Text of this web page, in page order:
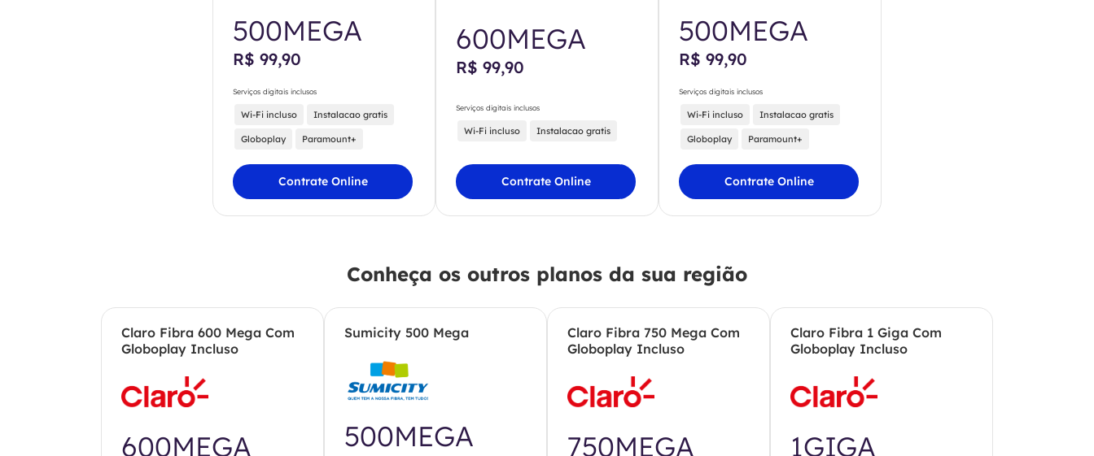
500MEGA
R$ 99,90
Serviços digitais inclusos
Wi-Fi incluso Instalacao gratis
Globoplay Paramount+
Contrate Online
600MEGA
R$ 99,90
Serviços digitais inclusos
Wi-Fi incluso Instalacao gratis
Contrate Online
500MEGA
R$ 99,90
Serviços digitais inclusos
Wi-Fi incluso Instalacao gratis
Globoplay Paramount+
Contrate Online
Conheça os outros planos da sua região
Claro Fibra 600 Mega Com
Globoplay Incluso
600MEGA
Sumicity 500 Mega
500MEGA
Claro Fibra 750 Mega Com
Globoplay Incluso
750MEGA
Claro Fibra 1 Giga Com
Globoplay Incluso
1GIGA